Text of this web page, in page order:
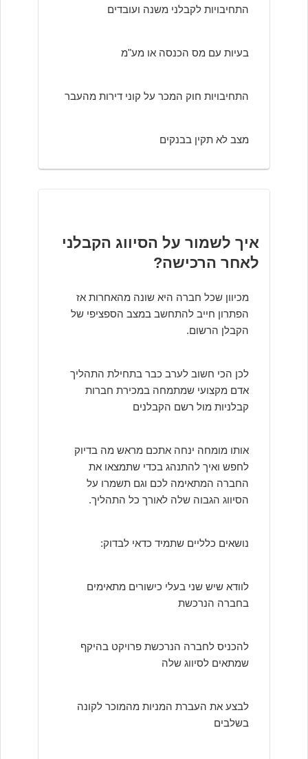
התחיבויות לקבלני משנה ועובדים
בעיות עם מס הכנסה או מע"מ
התחיבויות חוק המכר על קוני דירות מהעבר
מצב לא תקין בבנקים
איך לשמור על הסיווג הקבלני
לאחר הרכישה?
מכיוון שכל חברה היא שונה מהאחרות אז
הפתרון חייב להתחשב במצב הספציפי של
הקבלן הרשום.
לכן הכי חשוב לערב כבר בתחילת התהליך
אדם מקצועי שמתמחה במכירת חברות
קבלניות מול רשם הקבלנים
אותו מומחה ינחה אתכם מראש מה בדיוק
לחפש ואיך להתנהג בכדי שתמצאו את
החברה המתאימה לכם וגם תשמרו על
הסיווג הגבוה שלה לאורך כל התהליך.
נושאים כלליים שתמיד כדאי לבדוק:
לוודא שיש שני בעלי כישורים מתאימים
בחברה הנרכשת
להכניס לחברה הנרכשת פרויקט בהיקף
שמתאים לסיווג שלה
לבצע את העברת המניות מהמוכר לקונה
בשלבים